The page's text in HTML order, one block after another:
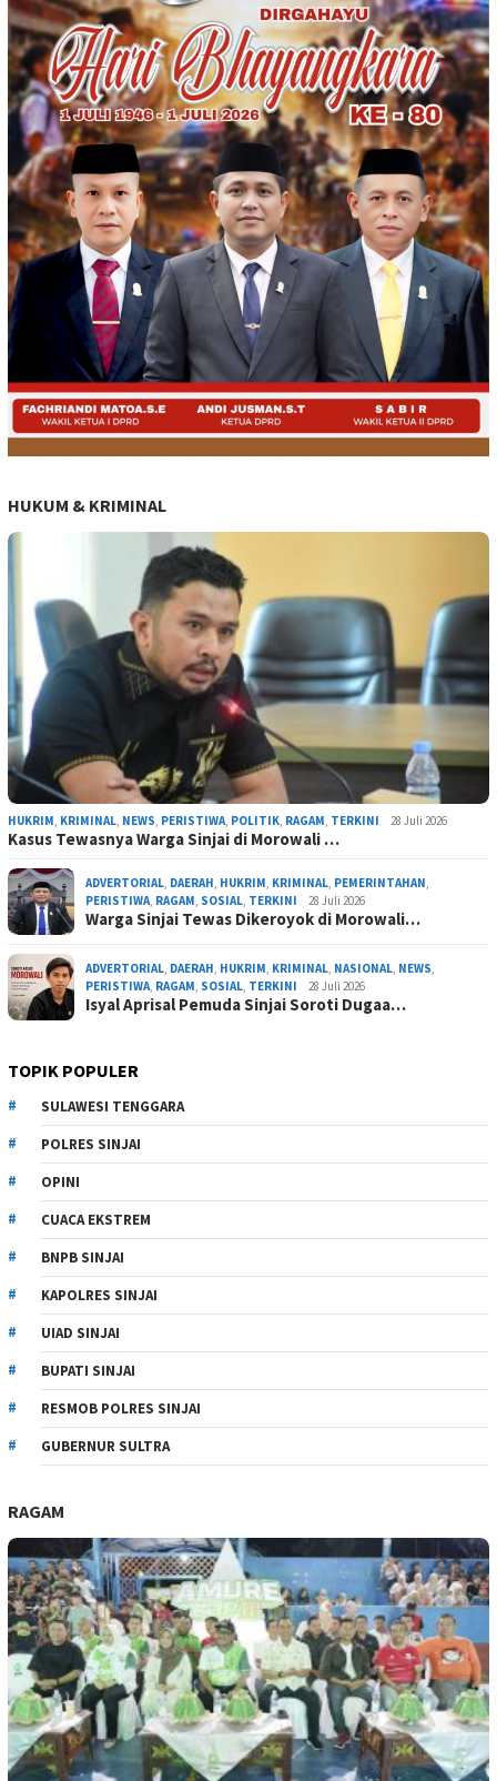
HUKUM & KRIMINAL
HUKRIM, KRIMINAL, NEWS, PERISTIWA, POLITIK, RAGAM, TERKINI 28 Juli 2026
Kasus Tewasnya Warga Sinjai di Morowali …
ADVERTORIAL, DAERAH, HUKRIM, KRIMINAL, PEMERINTAHAN,
PERISTIWA, RAGAM, SOSIAL, TERKINI 28 Juli 2026
Warga Sinjai Tewas Dikeroyok di Morowali…
ADVERTORIAL, DAERAH, HUKRIM, KRIMINAL, NASIONAL, NEWS,
PERISTIWA, RAGAM, SOSIAL, TERKINI 28 Juli 2026
Isyal Aprisal Pemuda Sinjai Soroti Dugaa…
TOPIK POPULER
SULAWESI TENGGARA
POLRES SINJAI
OPINI
CUACA EKSTREM
BNPB SINJAI
KAPOLRES SINJAI
UIAD SINJAI
BUPATI SINJAI
RESMOB POLRES SINJAI
GUBERNUR SULTRA
RAGAM